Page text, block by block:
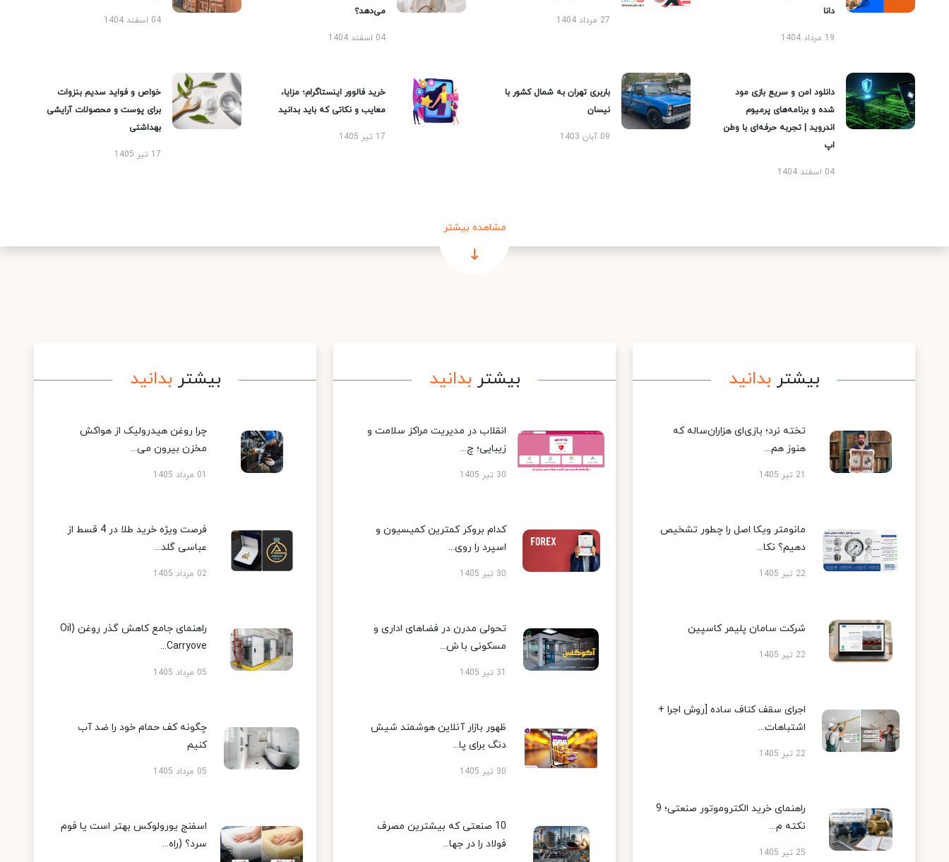
دانا
19 مرداد 1404
27 مرداد 1404
می‌دهد؟
04 اسفند 1404
04 اسفند 1404
دانلود امن و سریع بازی مود
شده و برنامه‌های پرمیوم
اندروید | تجربه حرفه‌ای با وطن
اپ
04 اسفند 1404
باربری تهران به شمال کشور با
نیسان
09 آبان 1403
خرید فالوور اینستاگرام؛ مزایا،
معایب و نکاتی که باید بدانید
17 تیر 1405
خواص و فواید سدیم بنزوات
برای پوست و محصولات آرایشی
بهداشتی
17 تیر 1405
مشاهده بیشتر
بیشتر بدانید
تخته نرد؛ بازی‌ای هزاران‌ساله که
هنوز هم...
21 تیر 1405
مانومتر ویکا اصل را چطور تشخیص
دهیم؟ نکا...
22 تیر 1405
شرکت سامان پلیمر کاسپین
22 تیر 1405
اجرای سقف کناف ساده [روش اجرا +
اشتباهات...
22 تیر 1405
راهنمای خرید الکتروموتور صنعتی؛ 9
نکته م...
25 تیر 1405
بیشتر بدانید
انقلاب در مدیریت مراکز سلامت و
زیبایی؛ چ...
30 تیر 1405
کدام بروکر کمترین کمیسیون و
اسپرد را روی...
30 تیر 1405
تحولی مدرن در فضاهای اداری و
مسکونی با ش...
31 تیر 1405
ظهور بازار آنلاین هوشمند شیش
دنگ برای پا...
30 تیر 1405
10 صنعتی که بیشترین مصرف
فولاد را در جها...
بیشتر بدانید
چرا روغن هیدرولیک از هواکش
مخزن بیرون می...
01 مرداد 1405
فرصت ویژه خرید طلا در 4 قسط از
عباسی گلد...
02 مرداد 1405
راهنمای جامع کاهش گذر روغن (Oil
Carryove...
05 مرداد 1405
چگونه کف حمام خود را ضد آب
کنیم
05 مرداد 1405
اسفنج یورولوکس بهتر است یا فوم
سرد؟ (راه...